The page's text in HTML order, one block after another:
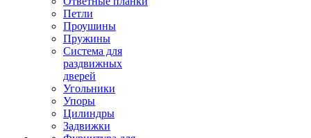
Петли
Проушины
Пружины
Система для
раздвижных
дверей
Угольники
Упоры
Цилиндры
Задвижки